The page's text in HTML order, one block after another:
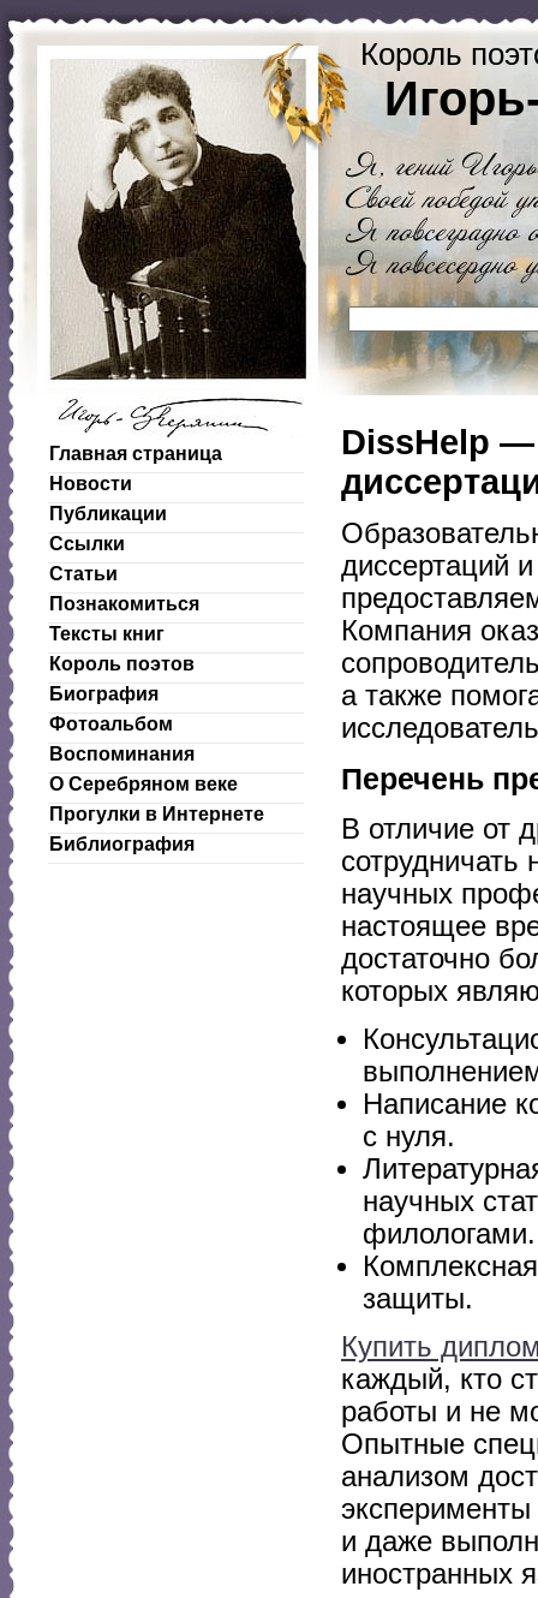
Король
Главная страница
Новости
Публикации
Ссылки
Статьи
Познакомиться
Тексты книг
Король поэтов
Биография
Фотоальбом
Воспоминания
О Серебряном веке
Прогулки в Интернете
Библиография
DissHelp —
диссертаций
Компания
а также
Перечень
В отличие от
сотрудничать
научных
настоящее
достаточно
которых
Написание
с нуля.
научных
филологами.
защиты.
Купить
каждый, кто
работы и не
Опытные
анализом
и даже
иностранных